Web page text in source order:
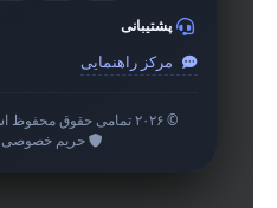
پشتیبانی
مرکز راهنمایی
© ۲۰۲۶ تمامی حقوق محفوظ است.
حریم خصوصی